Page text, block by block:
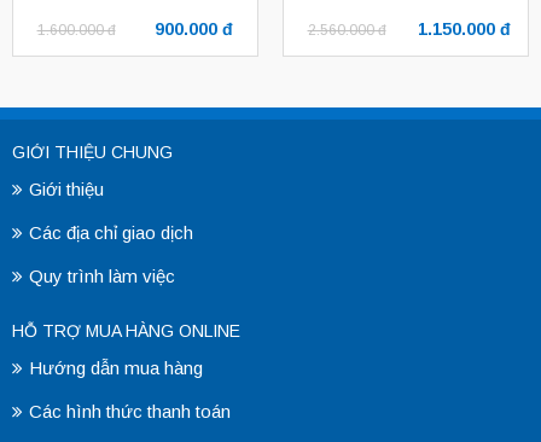
900.000 đ
1.600.000 đ 1.150.000 đ
2.560.000 đ
GIỚI THIỆU CHUNG
Giới thiệu
Các địa chỉ giao dịch
Quy trình làm việc
HỖ TRỢ MUA HÀNG ONLINE
Hướng dẫn mua hàng
Các hình thức thanh toán